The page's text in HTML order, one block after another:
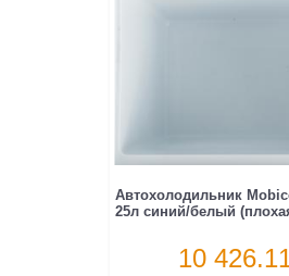
Автохолодильник
25л синий/белый
10